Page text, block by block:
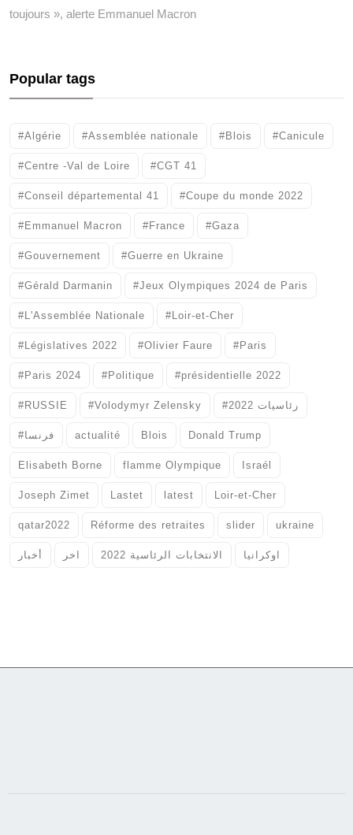
toujours », alerte Emmanuel Macron
Popular tags
#Algérie #Assemblée nationale #Blois #Canicule
#Centre -Val de Loire #CGT 41
#Conseil départemental 41 #Coupe du monde 2022
#Emmanuel Macron #France #Gaza
#Gouvernement #Guerre en Ukraine
#Gérald Darmanin #Jeux Olympiques 2024 de Paris
#L'Assemblée Nationale #Loir-et-Cher
#Législatives 2022 #Olivier Faure #Paris
#Paris 2024 #Politique #présidentielle 2022
#RUSSIE #Volodymyr Zelensky #رئاسيات 2022
#فرنسا actualité Blois Donald Trump
Elisabeth Borne flamme Olympique Israél
Joseph Zimet Lastet latest Loir-et-Cher
qatar2022 Réforme des retraites slider ukraine
أخبار اخر الانتخابات الرئاسية 2022 اوكرانيا